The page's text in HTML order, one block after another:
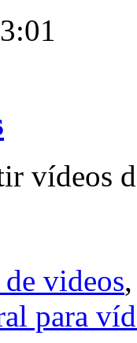
vídeos
videos,
para